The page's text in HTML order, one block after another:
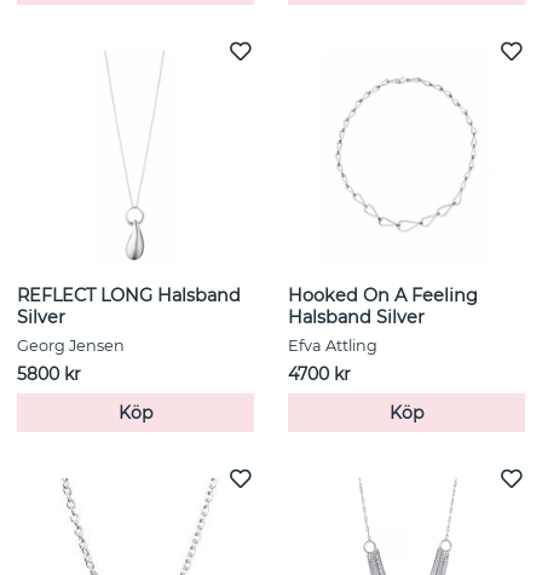
REFLECT LONG Halsband
Silver
Georg Jensen
5800 kr
Köp
Hooked On A Feeling
Halsband Silver
Efva Attling
4700 kr
Köp